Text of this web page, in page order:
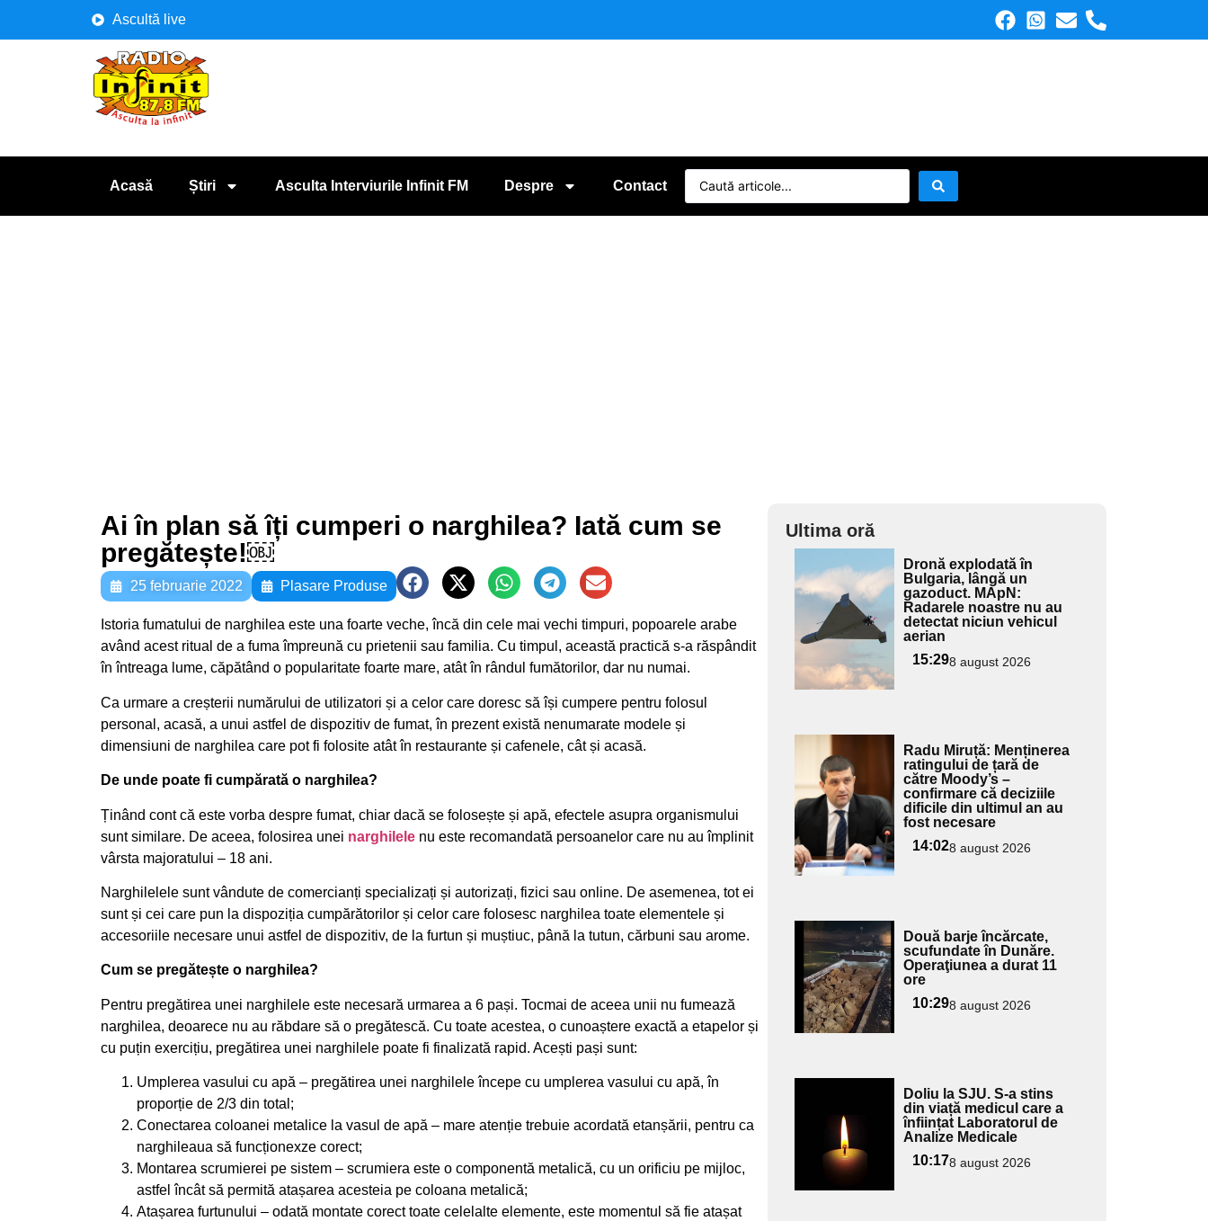
Ascultă live
Acasă Știri Asculta Interviurile Infinit FM Despre Contact
Ai în plan să îți cumperi o narghilea? Iată cum se
pregătește!￼
25 februarie 2022 Plasare Produse
Istoria fumatului de narghilea este una foarte veche, încă din cele mai vechi timpuri, popoarele arabe
având acest ritual de a fuma împreună cu prietenii sau familia. Cu timpul, această practică s-a răspândit
în întreaga lume, căpătând o popularitate foarte mare, atât în rândul fumătorilor, dar nu numai.
Ca urmare a creșterii numărului de utilizatori și a celor care doresc să își cumpere pentru folosul
personal, acasă, a unui astfel de dispozitiv de fumat, în prezent există nenumarate modele și
dimensiuni de narghilea care pot fi folosite atât în restaurante și cafenele, cât și acasă.
De unde poate fi cumpărată o narghilea?
Ținând cont că este vorba despre fumat, chiar dacă se folosește și apă, efectele asupra organismului
sunt similare. De aceea, folosirea unei narghilele nu este recomandată persoanelor care nu au împlinit
vârsta majoratului – 18 ani.
Narghilelele sunt vândute de comercianți specializați și autorizați, fizici sau online. De asemenea, tot ei
sunt și cei care pun la dispoziția cumpărătorilor și celor care folosesc narghilea toate elementele și
accesoriile necesare unui astfel de dispozitiv, de la furtun și muștiuc, până la tutun, cărbuni sau arome.
Cum se pregătește o narghilea?
Pentru pregătirea unei narghilele este necesară urmarea a 6 pași. Tocmai de aceea unii nu fumează
narghilea, deoarece nu au răbdare să o pregătescă. Cu toate acestea, o cunoaștere exactă a etapelor și
cu puțin exercițiu, pregătirea unei narghilele poate fi finalizată rapid. Acești pași sunt:
Umplerea vasului cu apă – pregătirea unei narghilele începe cu umplerea vasului cu apă, în
proporție de 2/3 din total;
Conectarea coloanei metalice la vasul de apă – mare atenție trebuie acordată etanșării, pentru ca
narghileaua să funcționexze corect;
Montarea scrumierei pe sistem – scrumiera este o componentă metalică, cu un orificiu pe mijloc,
astfel încât să permită atașarea acesteia pe coloana metalică;
Atașarea furtunului – odată montate corect toate celelalte elemente, este momentul să fie atașat
Ultima oră
aici textul
pentru
subtitlu
Dronă explodată în
Bulgaria, lângă un
gazoduct. MApN:
Radarele noastre nu au
detectat niciun vehicul
aerian
15:298 august 2026
Adaugă
aici textul
pentru
subtitlu
Radu Miruță: Menținerea
ratingului de țară de
către Moody’s –
confirmare că deciziile
dificile din ultimul an au
fost necesare
14:028 august 2026
Adaugă
aici textul
pentru
subtitlu
Două barje încărcate,
scufundate în Dunăre.
Operaţiunea a durat 11
ore
10:298 august 2026
pentru
subtitlu
Doliu la SJU. S-a stins
din viață medicul care a
înființat Laboratorul de
Analize Medicale
10:178 august 2026